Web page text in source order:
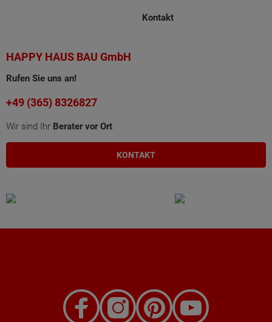
Kontakt
HAPPY HAUS BAU GmbH
Rufen Sie uns an!
+49 (365) 8326827
Wir sind Ihr Berater vor Ort
KONTAKT